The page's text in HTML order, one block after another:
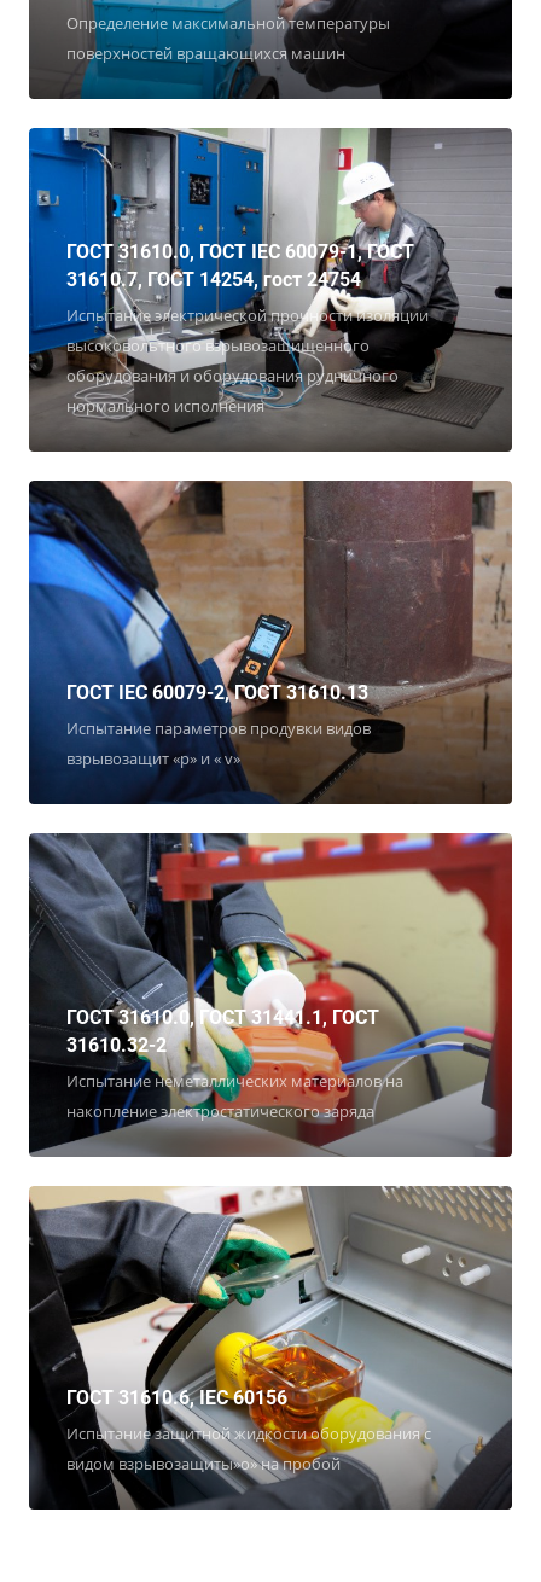
Определение максимальной температуры
поверхностей вращающихся машин
ГОСТ 31610.0, ГОСТ IEC 60079-1, ГОСТ
31610.7, ГОСТ 14254, гост 24754
Испытание электрической прочности изоляции
высоковольтного взрывозащищенного
оборудования и оборудования рудничного
нормального исполнения
ГОСТ IEC 60079-2, ГОСТ 31610.13
Испытание параметров продувки видов
взрывозащит «p» и « v»
ГОСТ 31610.0, ГОСТ 31441.1, ГОСТ
31610.32-2
Испытание неметаллических материалов на
накопление электростатического заряда
ГОСТ 31610.6, IEC 60156
Испытание защитной жидкости оборудования с
видом взрывозащиты»о» на пробой